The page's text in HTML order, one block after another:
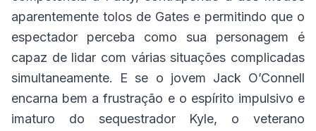
aparentemente tolos de Gates e permitindo que o
espectador perceba como sua personagem é
capaz de lidar com várias situações complicadas
simultaneamente. E se o jovem Jack O’Connell
encarna bem a frustração e o espírito impulsivo e
imaturo do sequestrador Kyle, o veterano